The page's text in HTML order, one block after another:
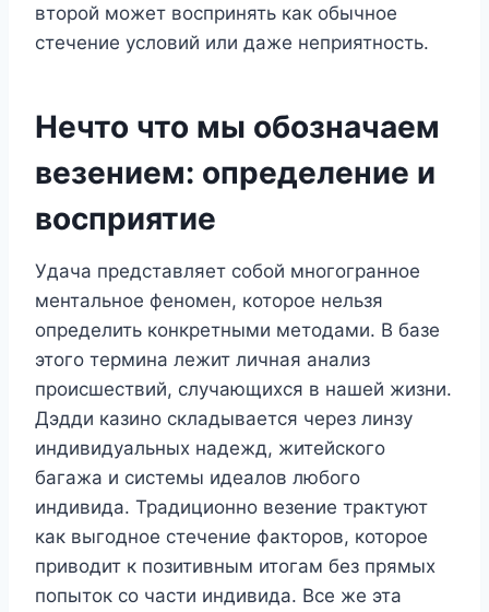
второй может воспринять как обычное
стечение условий или даже неприятность.
Нечто что мы обозначаем
везением: определение и
восприятие
Удача представляет собой многогранное
ментальное феномен, которое нельзя
определить конкретными методами. В базе
этого термина лежит личная анализ
происшествий, случающихся в нашей жизни.
Дэдди казино складывается через линзу
индивидуальных надежд, житейского
багажа и системы идеалов любого
индивида. Традиционно везение трактуют
как выгодное стечение факторов, которое
приводит к позитивным итогам без прямых
попыток со части индивида. Все же эта